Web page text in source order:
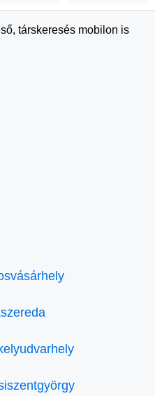
társkeresés mobilon is